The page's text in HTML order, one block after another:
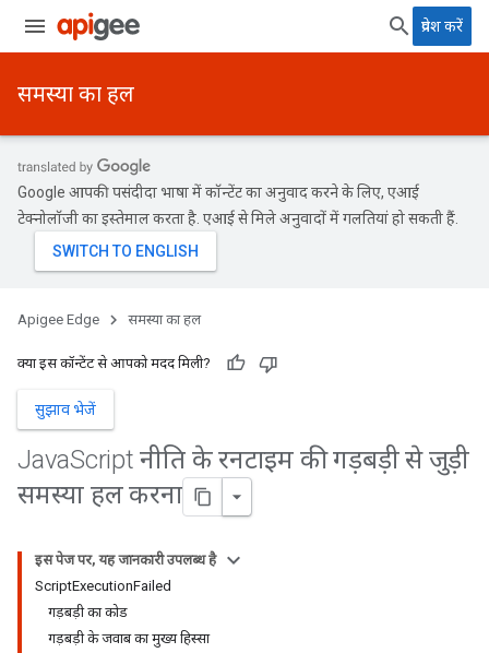
प्रवेश करें
समस्या का हल
Google आपकी पसंदीदा भाषा में कॉन्टेंट का अनुवाद करने के लिए, एआई
टेक्नोलॉजी का इस्तेमाल करता है. एआई से मिले अनुवादों में गलतियां हो सकती हैं.
Apigee Edge समस्या का हल
क्या इस कॉन्टेंट से आपको मदद मिली?
सुझाव भेजें
JavaScript नीति के रनटाइम की गड़बड़ी से जुड़ी
समस्या हल करना
इस पेज पर, यह जानकारी उपलब्ध है
ScriptExecutionFailed
गड़बड़ी का कोड
गड़बड़ी के जवाब का मुख्य हिस्सा